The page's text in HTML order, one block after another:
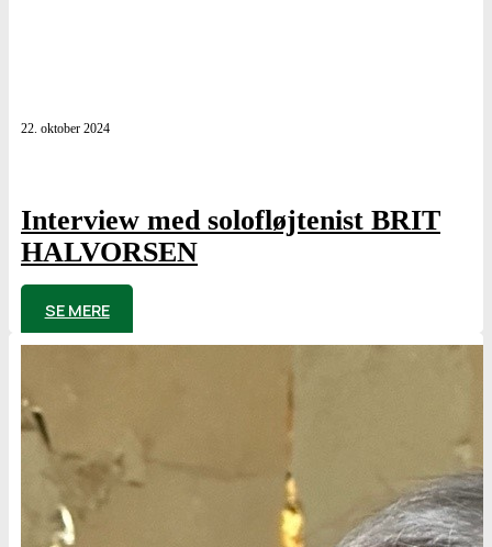
22. oktober 2024
Interview med solofløjtenist BRIT
HALVORSEN
af
SE MERE